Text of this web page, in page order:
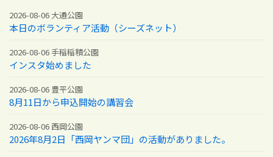
2026-08-06 大通公園
本日のボランティア活動（シーズネット）
2026-08-06 手稲稲積公園
インスタ始めました
2026-08-06 豊平公園
8月11日から申込開始の講習会
2026-08-06 西岡公園
2026年8月2日「西岡ヤンマ団」の活動がありました。